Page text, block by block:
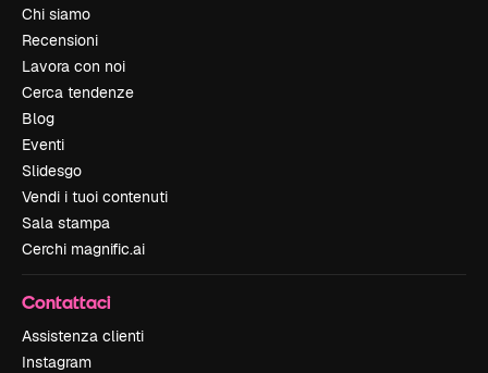
Chi siamo
Recensioni
Lavora con noi
Cerca tendenze
Blog
Eventi
Slidesgo
Vendi i tuoi contenuti
Sala stampa
Cerchi magnific.ai
Contattaci
Assistenza clienti
Instagram